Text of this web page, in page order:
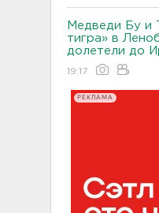
Медведи Бу и
тигра» в
долетели до
19:17
РЕКЛАМА